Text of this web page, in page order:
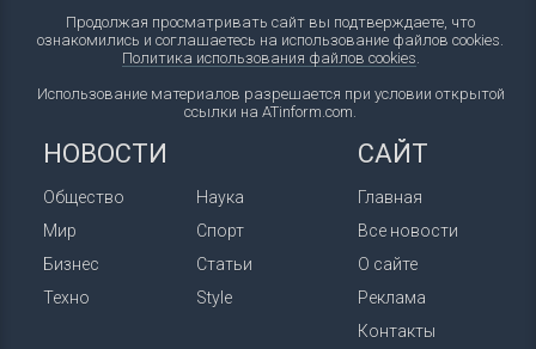
Продолжая просматривать сайт вы подтверждаете, что
ознакомились и соглашаетесь на использование файлов cookies.
Политика использования файлов cookies.
Использование материалов разрешается при условии открытой
ссылки на ATinform.com.
НОВОСТИ
Общество
Мир
Бизнес
Техно
Наука
Спорт
Статьи
Style
САЙТ
Главная
Все новости
О сайте
Реклама
Контакты